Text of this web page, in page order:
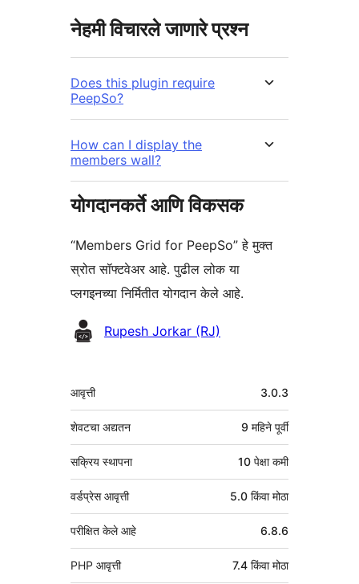
नेहमी विचारले जाणारे प्रश्न
Does this plugin require
PeepSo?
How can I display the
members wall?
योगदानकर्ते आणि विकसक
“Members Grid for PeepSo” हे मुक्त
स्रोत सॉफ्टवेअर आहे. पुढील लोक या
प्लगइनच्या निर्मितीत योगदान केले आहे.
योगदानकर्तेRupesh Jorkar (RJ)
मेटा
आवृत्ती 3.0.3
शेवटचा अद्यतन 9 महिने पूर्वी
सक्रिय स्थापना 10 पेक्षा कमी
वर्डप्रेस आवृत्ती 5.0 किंवा मोठा
परीक्षित केले आहे 6.8.6
PHP आवृत्ती 7.4 किंवा मोठा